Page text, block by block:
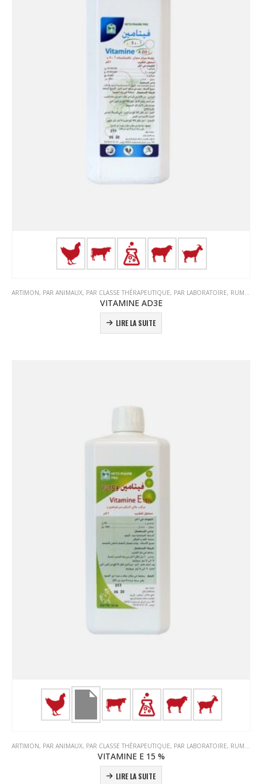
ARTIMON, PAR ANIMAUX, PAR CLASSE THÉRAPEUTIQUE, PAR LABORATOIRE, RUMINANTS
VITAMINE AD3E
LIRE LA SUITE
ARTIMON, PAR ANIMAUX, PAR CLASSE THÉRAPEUTIQUE, PAR LABORATOIRE, RUMINANTS
VITAMINE E 15 %
LIRE LA SUITE